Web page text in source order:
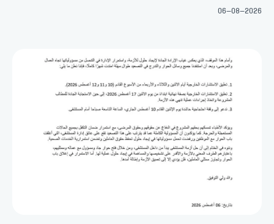
06-08-2026